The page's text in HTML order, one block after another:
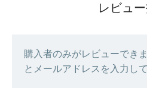
レビュ
購入者のみがレビューでき
とメールアドレスを入力し